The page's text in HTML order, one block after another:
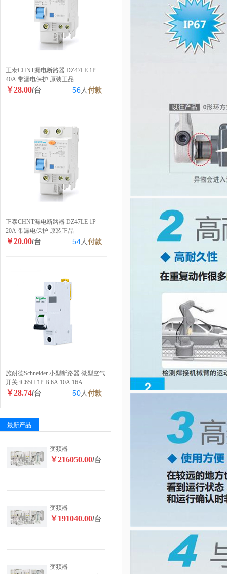
正泰CHNT漏电断路器 DZ47LE 1P
40A 带漏电保护 原装正品
￥28.00/台 56人付款
正泰CHNT漏电断路器 DZ47LE 1P
20A 带漏电保护 原装正品
￥20.00/台 54人付款
施耐德Schneider 小型断路器 微型空气
开关 iC65H 1P B 6A 10A 16A
￥28.74/台 50人付款
最新产品
变频器
￥216050.00/台
变频器
￥191040.00/台
变频器